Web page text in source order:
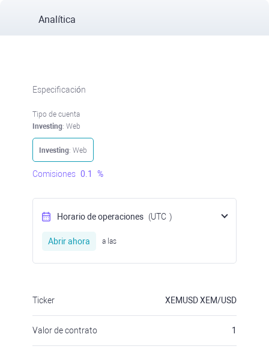
Analítica
Especificación
Tipo de cuenta
Investing: Web
Investing: Web
Comisiones 0.1 %
Horario de operaciones (UTC )
Abrir ahora a las
Ticker XEMUSDXEM/USD
Valor de contrato 1